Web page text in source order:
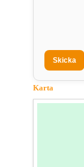
Karta